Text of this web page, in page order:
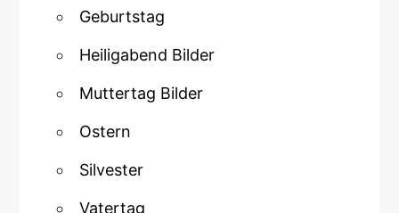
Geburtstag
Heiligabend Bilder
Muttertag Bilder
Ostern
Silvester
Vatertag